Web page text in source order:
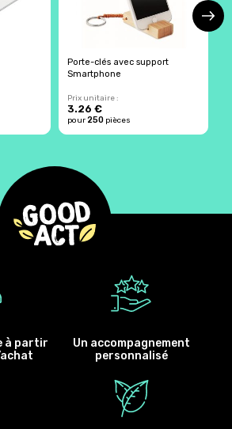
Porte-clés avec support
Smartphone
Prix unitaire :
3.26 €
pour250 pièces
à partir
Un accompagnement
personnalisé